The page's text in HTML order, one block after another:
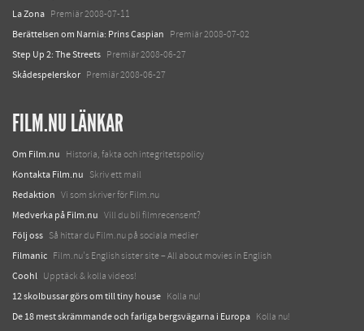
La Zona Premiär 2008-07-11
Berättelsen om Narnia: Prins Caspian Premiär 2008-07-02
Step Up 2: The Streets Premiär 2008-06-27
Skådespelerskor Premiär 2008-06-27
FILM.NU LÄNKAR
Om Film.nu Historia, fakta och integritetspolicy
Kontakta Film.nu Skriv ett mail
Redaktion Vi som skriver för Film.nu
Medverka på Film.nu Vill du bli filmrecensent?
Följ oss Så hittar du Film.nu på sociala medier
Filmanic Film.nu's English sister site – All about movies in English
Coohl Upptäck & kolla videos!
12 skolbussar görs om till tiny house Kolla nu!
De 18 mest skrämmande och farliga bergsvägarna i Europa Kolla nu!